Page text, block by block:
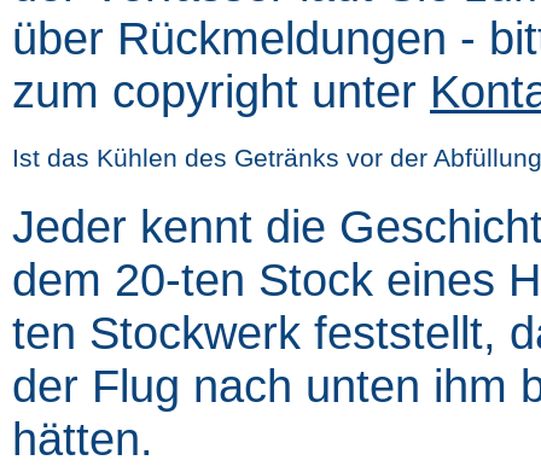
über Rückmeldungen -
zum copyright unter
Ist das Kühlen des Getränks vor der
Jeder kennt die
dem 20-ten Stock eines
ten Stockwerk feststellt,
der Flug nach unten ihm
hätten.